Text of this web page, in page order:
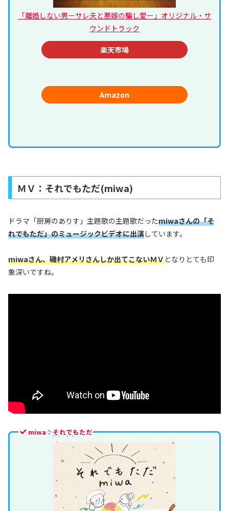
「離婚しない男ーサレ夫と悪嫁の騙し愛ー」オリジナル・サ
ウンドトラック
楽天市場
Amazon
ＭＶ：それでもただ(miwa)
ドラマ「厨房のありす」主題歌の主題歌だったmiwaさんの「そ
れでもただ」のミュージックビデオに出演しています。
miwaさん、磯村アメリさんしか出てこないＭＶとなりとても印
象深いですね。
miwa：それでもただ